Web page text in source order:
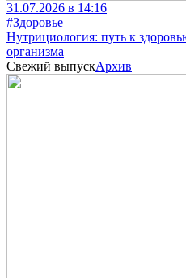
31.07.2026 в 14:16
#Здоровье
Нутрициология: путь к
организма
Свежий выпускАрхив